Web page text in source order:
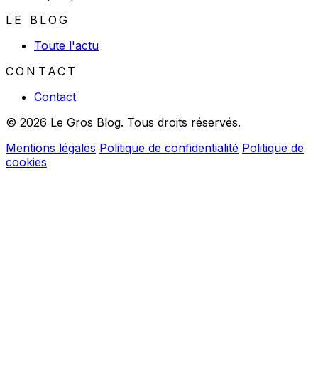
LE BLOG
Toute l'actu
CONTACT
Contact
© 2026 Le Gros Blog. Tous droits réservés.
Mentions légales Politique de confidentialité Politique de
cookies